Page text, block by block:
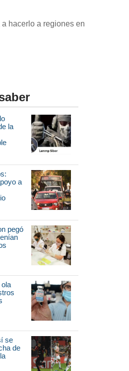
hacerlo a regiones en
la
a
pegó
se
de